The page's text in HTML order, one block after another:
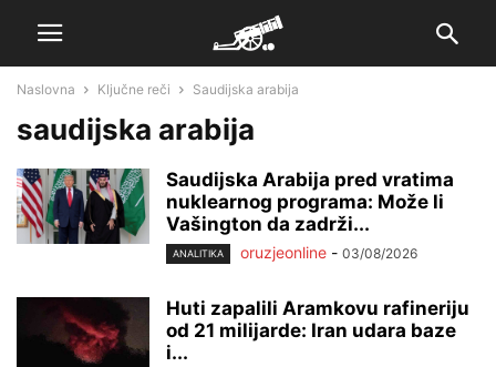
Naslovna Ključne reči Saudijska arabija
saudijska arabija
Saudijska Arabija pred vratima
nuklearnog programa: Može li
Vašington da zadrži...
ANALITIKA oruzjeonline - 03/08/2026
Huti zapalili Aramkovu rafineriju
od 21 milijarde: Iran udara baze
i...